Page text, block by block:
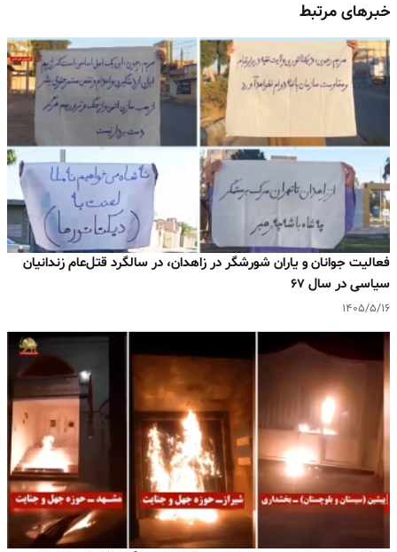
خبرهای مرتبط
فعالیت جوانان و یاران شورشگر در زاهدان، در سالگرد قتل‌عام زندانیان
سیاسی در سال ۶۷
۱۴۰۵/۵/۱۶